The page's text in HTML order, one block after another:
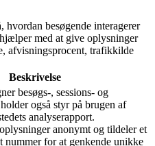
hvordan besøgende interagerer
med at give oplysninger
afvisningsprocent, trafikkilde
Beskrivelse
besøgs-, sessions- og
også styr på brugen af
analyserapport.
anonymt og tildeler et
for at genkende unikke